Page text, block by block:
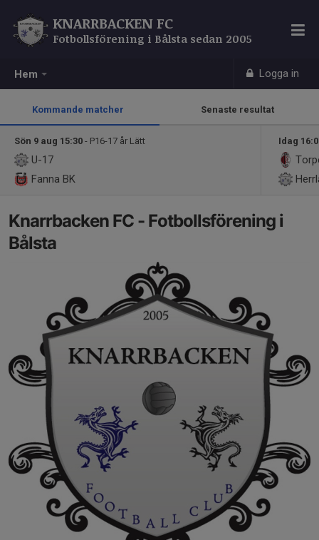
Hem Logga in
KNARRBACKEN FC
Fotbollsförening i Bålsta sedan 2005
Kommande matcher Senaste resultat
Sön 9 aug 15:30 - P16-17 år Lätt
U-17
Fanna BK
Idag
Knarrbacken FC - Fotbollsförening i
Bålsta